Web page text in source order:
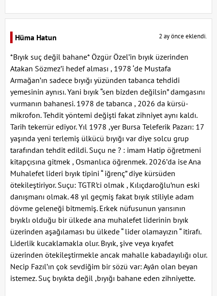
Hüma Hatun 2 ay önce eklendi.
*Bıyık suç değil bahane* Özgür Özel’in bıyık üzerinden
Atakan Sözmez’i hedef alması , 1978 ‘de Mustafa
Armağan’ın sadece bıyığı yüzünden tabanca tehdidi
yemesinin aynısı. Yani bıyık “sen bizden değilsin” damgasını
vurmanın bahanesi. 1978 de tabanca , 2026 da kürsü-
mikrofon. Tehdit yöntemi değişti fakat zihniyet aynı kaldı.
Tarih tekerrür ediyor. Yıl 1978 ,yer Bursa Teleferik Pazarı: 17
yaşında yeni terlemiş ülkücü bıyığı var diye solcu grup
tarafından tehdit edildi. Suçu ne ? : imam Hatip öğretmeni
kitapçısına gitmek , Osmanlıca öğrenmek. 2026’da ise Ana
Muhalefet lideri bıyık tipini “ iğrenç” diye kürsüden
ötekileştiriyor. Suçu: TGTR’ci olmak , Kılıçdaroğlu’nun eski
danışmanı olmak. 48 yıl geçmiş fakat bıyık stiliyle adam
dövme geleneği bitmemiş. Erkek nüfusunun yarısının
bıyıklı olduğu bir ülkede ana muhalefet liderinin bıyık
üzerinden aşağılaması bu ülkede “ lider olamayızın “ itirafı.
Liderlik kucaklamakla olur. Bıyık, şive veya kıyafet
üzerinden ötekileştirmekle ancak mahalle kabadayılığı olur.
Necip Fazıl’ın çok sevdiğim bir sözü var: Ayân olan beyan
istemez. Suç bıyıkta değil ,bıyığı bahane eden zihniyette.